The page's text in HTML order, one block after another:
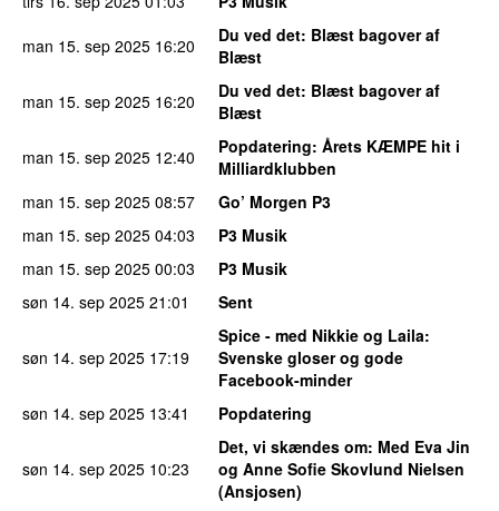
man 15. sep 2025 16:20 Du ved det: Blæst bagover af
Blæst
man 15. sep 2025 16:20 Du ved det: Blæst bagover af
Blæst
man 15. sep 2025 12:40 Popdatering: Årets KÆMPE hit i
Milliardklubben
man 15. sep 2025 08:57
Go’ Morgen P3
man 15. sep 2025 04:03
P3 Musik
man 15. sep 2025 00:03
P3 Musik
søn 14. sep 2025 21:01 Sent
søn 14. sep 2025 17:19
Spice - med Nikkie og Laila:
Svenske gloser og gode
Facebook-minder
søn 14. sep 2025 13:41 Popdatering
søn 14. sep 2025 10:23
Det, vi skændes om: Med Eva Jin
og Anne Sofie Skovlund Nielsen
(Ansjosen)